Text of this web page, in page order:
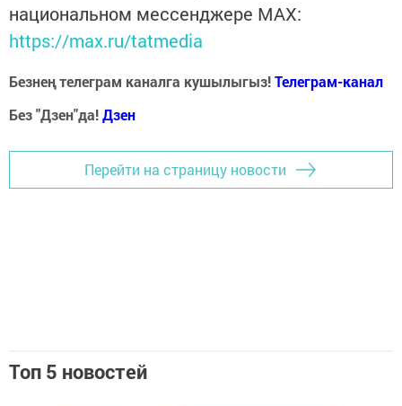
национальном мессенджере MАХ:
https://max.ru/tatmedia
Безнең телеграм каналга кушылыгыз!Телеграм-канал
Без "Дзен"да!Дзен
Перейти на страницу новости
Топ 5 новостей